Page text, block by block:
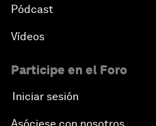
Pódcast
Vídeos
Participe en el Foro
Iniciar sesión